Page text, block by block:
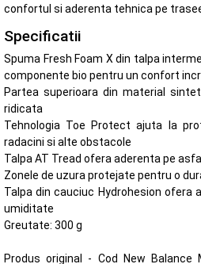
confortul si aderenta tehnica pe
Specificatii
Spuma Fresh Foam X din talpa
componente bio pentru un confort
Partea superioara din material
ridicata
Tehnologia Toe Protect ajuta la
radacini si alte obstacole
Talpa AT Tread ofera aderenta pe
Zonele de uzura protejate pentru o
Talpa din cauciuc Hydrohesion ofera
umiditate
Greutate: 300 g
Produs original - Cod New Balance